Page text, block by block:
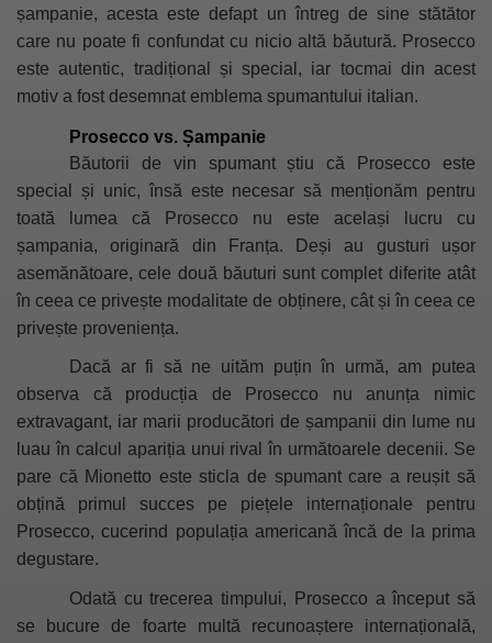
șampanie, acesta este defapt un întreg de sine stătător
care nu poate fi confundat cu nicio altă băutură. Prosecco
este autentic, tradițional și special, iar tocmai din acest
motiv a fost desemnat emblema spumantului italian.
Prosecco vs. Șampanie
Băutorii de vin spumant știu că Prosecco este
special și unic, însă este necesar să menționăm pentru
toată lumea că Prosecco nu este același lucru cu
șampania, originară din Franța. Deși au gusturi ușor
asemănătoare, cele două băuturi sunt complet diferite atât
în ceea ce privește modalitate de obținere, cât și în ceea ce
privește proveniența.
Dacă ar fi să ne uităm puțin în urmă, am putea
observa că producția de Prosecco nu anunța nimic
extravagant, iar marii producători de șampanii din lume nu
luau în calcul apariția unui rival în următoarele decenii. Se
pare că Mionetto este sticla de spumant care a reușit să
obțină primul succes pe piețele internaționale pentru
Prosecco, cucerind populația americană încă de la prima
degustare.
Odată cu trecerea timpului, Prosecco a început să
se bucure de foarte multă recunoaștere internațională,